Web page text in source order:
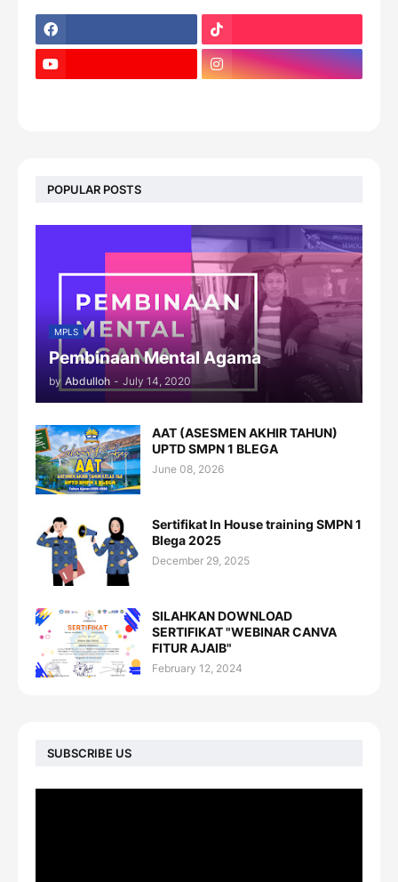
POPULAR POSTS
MPLS
Pembinaan Mental Agama
by Abdulloh - July 14, 2020
AAT (ASESMEN AKHIR TAHUN)
UPTD SMPN 1 BLEGA
June 08, 2026
Sertifikat In House training SMPN 1
Blega 2025
December 29, 2025
SILAHKAN DOWNLOAD
SERTIFIKAT "WEBINAR CANVA
FITUR AJAIB"
February 12, 2024
SUBSCRIBE US